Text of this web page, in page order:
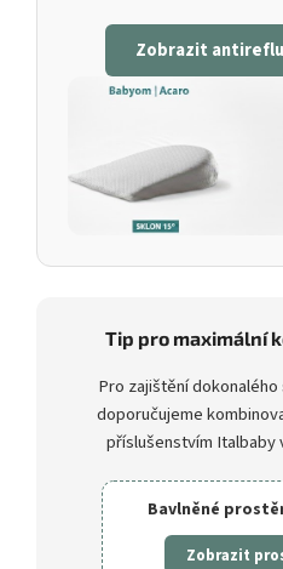
Zobrazit
Tip pro maximální
Pro zajištění
doporučujeme
příslušenstvím Italbaby
Bavlněné
Zobrazit